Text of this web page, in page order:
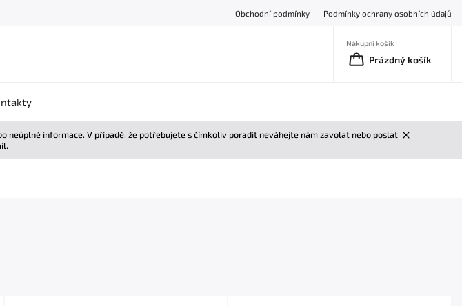
Obchodní podmínky Podmínky ochrany osobních údajů
Nákupní košík
Prázdný košík
neúplné informace. V případě, že potřebujete s čímkoliv poradit neváhejte nám zavolat nebo poslat